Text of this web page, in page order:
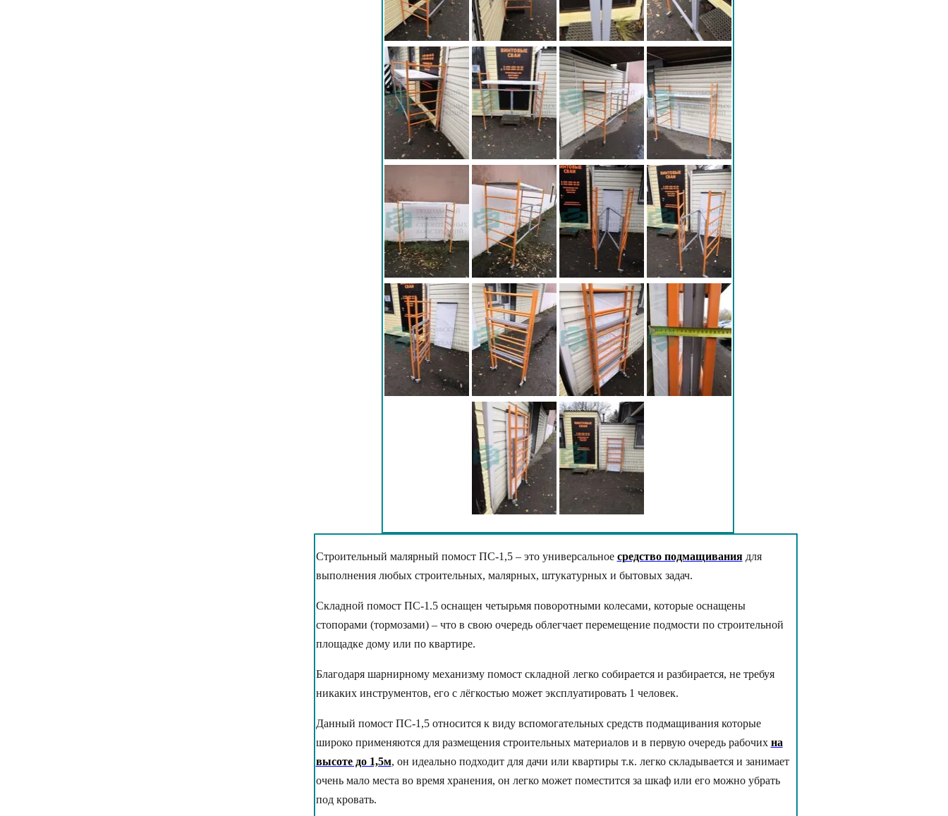
Строительный малярный помост ПС-1,5 – это универсальное средство подмащиваниядля
выполнения любых строительных, малярных, штукатурных и бытовых задач.
Складной помост ПС-1.5 оснащен четырьмя поворотными колесами, которые оснащены
стопорами (тормозами) – что в свою очередь облегчает перемещение подмости по строительной
площадке дому или по квартире.
Благодаря шарнирному механизму помост складной легко собирается и разбирается, не требуя
никаких инструментов, его с лёгкостью может эксплуатировать 1 человек.
Данный помост ПС-1,5 относится к виду вспомогательных средств подмащивания которые
широко применяются для размещения строительных материалов и в первую очередь рабочих на
высоте до 1,5м, он идеально подходит для дачи или квартиры т.к. легко складывается и занимает
очень мало места во время хранения, он легко может поместится за шкаф или его можно убрать
под кровать.